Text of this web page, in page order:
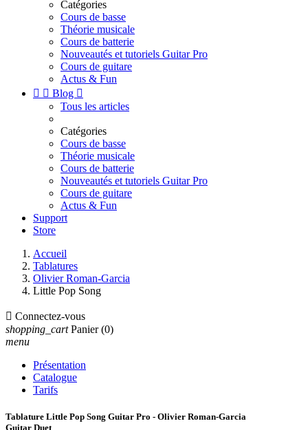
Catégories
Cours de basse
Théorie musicale
Cours de batterie
Nouveautés et tutoriels Guitar Pro
Cours de guitare
Actus & Fun
  Blog 
Tous les articles
Catégories
Cours de basse
Théorie musicale
Cours de batterie
Nouveautés et tutoriels Guitar Pro
Cours de guitare
Actus & Fun
Support
Store
Accueil
Tablatures
Olivier Roman-Garcia
Little Pop Song
 Connectez-vous
shopping_cart Panier (0)
menu
Présentation
Catalogue
Tarifs
Tablature Little Pop Song Guitar Pro - Olivier Roman-Garcia
Guitar Duet